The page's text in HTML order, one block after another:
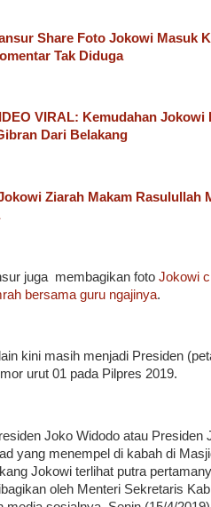
Share Foto Jokowi Masuk
Tak Diduga
VIRAL: Kemudahan
Dari Belakang
Ziarah Makam Rasulullah
juga membagikan foto Jokowi
bersama guru ngajinya.
kini masih menjadi Presiden
urut 01 pada Pilpres 2019.